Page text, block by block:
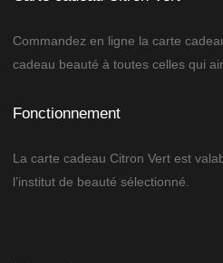
Commandez en ligne la carte
cadeau beauté à toutes celles qui
Fonctionnement
La carte cadeau Citron Vert est
l’institut de beauté sélectionné.